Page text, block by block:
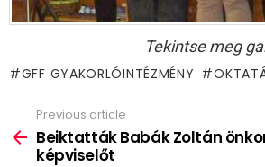
Tekintse meg
GFF GYAKORLÓINTÉZMÉNY
more
Previous article
Beiktatták Babák Zoltán
képviselőt